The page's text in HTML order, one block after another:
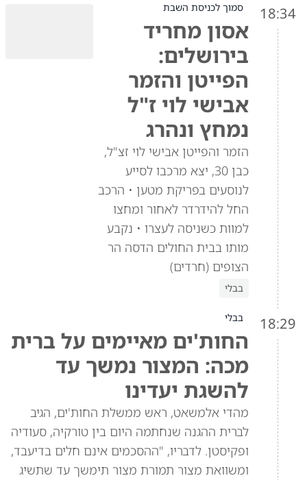
18:34 סמוך לכניסת השבת
אסון מחריד
בירושלים:
הפייטן והזמר
אבישי לוי ז"ל
נמחץ ונהרג
הזמר והפייטן אבישי לוי זצ"ל,
כבן 30, יצא מרכבו לסייע
לנוסעים בפריקת מטען • הרכב
החל להידרדר לאחור ומחצו
למוות כשניסה לעצרו • נקבע
מותו בבית החולים הדסה הר
הצופים (חרדים)
בבלי
18:29 בבלי
החות'ים מאיימים על ברית
מכה: המצור נמשך עד
להשגת יעדינו
מהדי אלמשאט, ראש ממשלת החות'ים, הגיב
לברית ההגנה שנחתמה היום בין טורקיה, סעודיה
ופקיסטן. לדבריו, "ההסכמים אינם חלים בדיעבד,
ומשוואת מצור תמורת מצור תימשך עד שתשיג